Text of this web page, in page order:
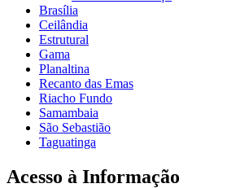
Brasília
Ceilândia
Estrutural
Gama
Planaltina
Recanto das Emas
Riacho Fundo
Samambaia
São Sebastião
Taguatinga
Acesso à Informação